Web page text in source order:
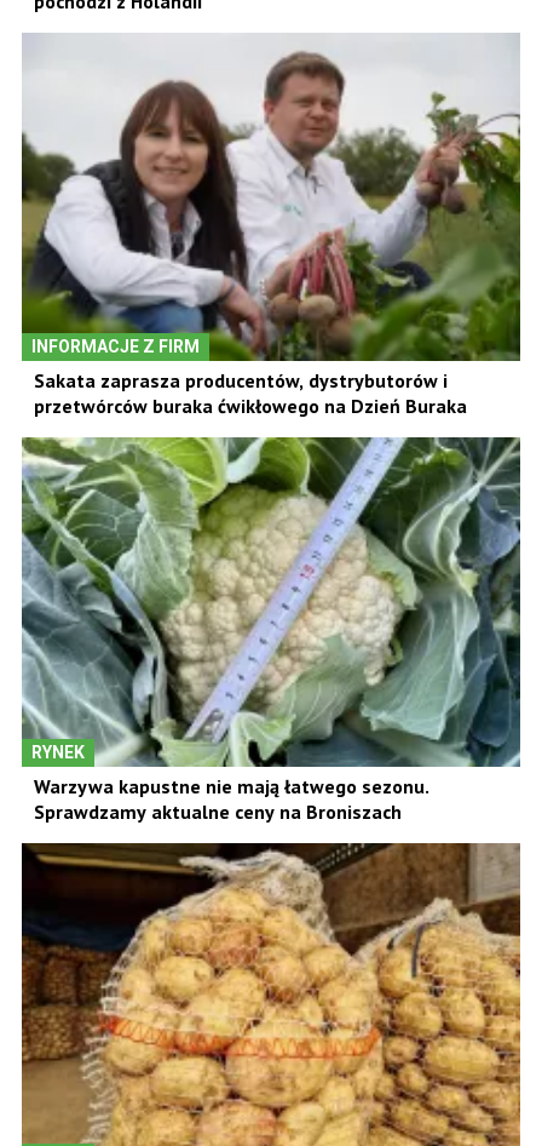
INFORMACJE Z FIRM
Sakata zaprasza producentów, dystrybutorów i
przetwórców buraka ćwikłowego na Dzień Buraka
RYNEK
Warzywa kapustne nie mają łatwego sezonu.
Sprawdzamy aktualne ceny na Broniszach